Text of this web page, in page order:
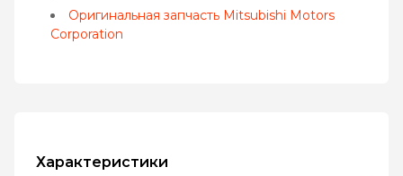
Оригинальная запчасть Mitsubishi Motors
Corporation
Характеристики